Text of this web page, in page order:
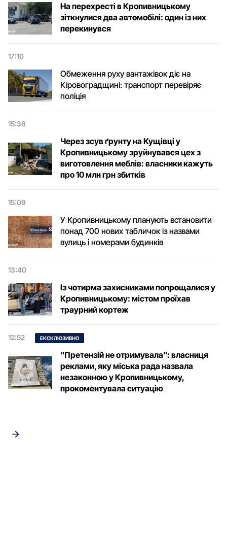
На перехресті в Кропивницькому
зіткнулися два автомобілі: один із них
перекинувся
17:10
Обмеження руху вантажівок діє на
Кіровоградщині: транспорт перевіряє
поліція
15:38
Через зсув ґрунту на Кущівці у
Кропивницькому зруйнувався цех з
виготовлення меблів: власники кажуть
про 10 млн грн збитків
15:09
У Кропивницькому планують встановити
понад 700 нових табличок із назвами
вулиць і номерами будинків
13:40
Із чотирма захисниками попрощалися у
Кропивницькому: містом проїхав
траурний кортеж
12:52 ЕКСКЛЮЗИВНО
"Претензій не отримувала": власниця
реклами, яку міська рада назвала
незаконною у Кропивницькому,
прокоментувала ситуацію